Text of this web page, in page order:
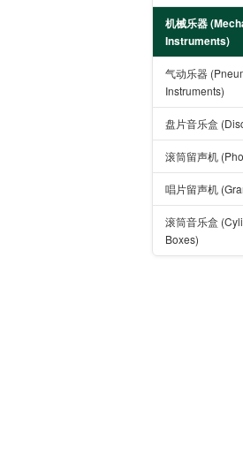
机械乐器
Instruments)
气动乐器
Instruments)
盘片音乐盒
滚筒留声机
唱片留声机
滚筒音乐盒
Boxes)